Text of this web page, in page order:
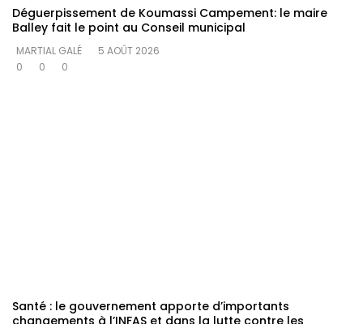
Déguerpissement de Koumassi Campement: le maire
Balley fait le point au Conseil municipal
MARTIAL GALÉ
5 AOÛT 2026
0
0 0
Santé : le gouvernement apporte d’importants
changements à l’INFAS et dans la lutte contre les